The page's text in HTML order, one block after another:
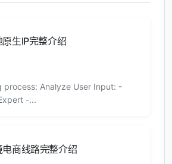
原生IP完整介绍
process: Analyze User Input: -
-...
商线路完整介绍